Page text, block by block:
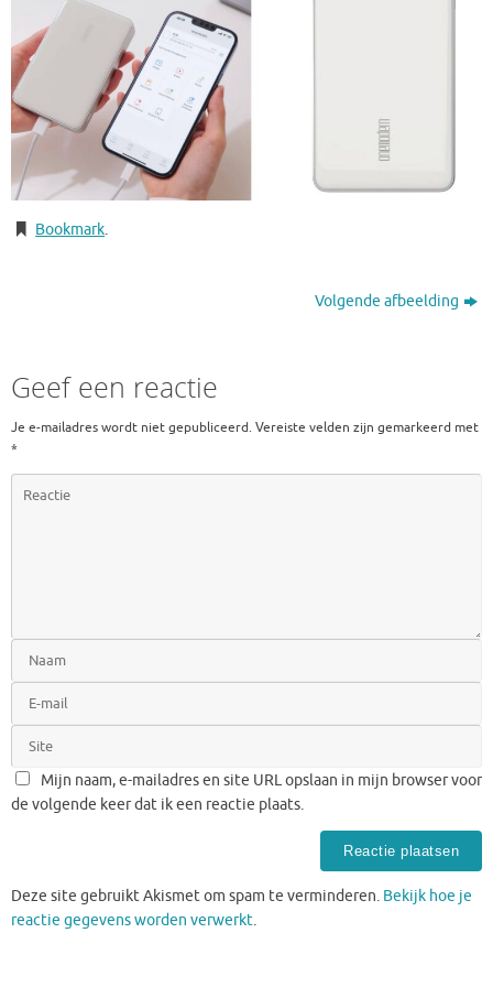
Bookmark.
Volgende afbeelding
Geef een reactie
Je e-mailadres wordt niet gepubliceerd. Vereiste velden zijn gemarkeerd met
*
Mijn naam, e-mailadres en site URL opslaan in mijn browser voor
de volgende keer dat ik een reactie plaats.
Deze site gebruikt Akismet om spam te verminderen. Bekijk hoe je
reactie gegevens worden verwerkt.